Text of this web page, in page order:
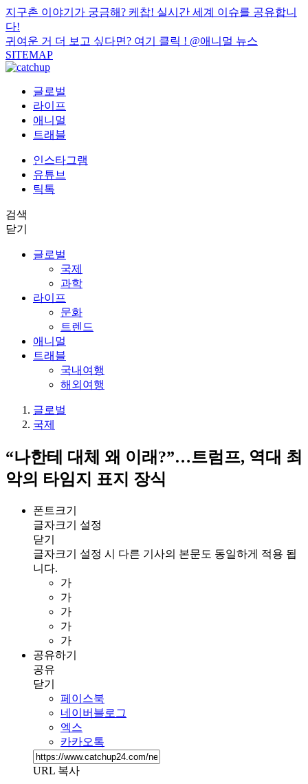
지구촌 이야기가 궁금해? 케찹! 실시간 세계 이슈를 공유합니
다!
귀여운 거 더 보고 싶다면? 여기 클릭 ! @애니멀 뉴스
SITEMAP
글로벌
라이프
애니멀
트래블
인스타그램
유튜브
틱톡
검색
닫기
글로벌
국제
과학
라이프
문화
트렌드
애니멀
트래블
국내여행
해외여행
글로벌
국제
“나한테 대체 왜 이래?”…트럼프, 역대 최
악의 타임지 표지 장식
폰트크기
글자크기 설정
닫기
글자크기 설정 시 다른 기사의 본문도 동일하게 적용 됩
니다.
가
가
가
가
가
공유하기
공유
닫기
페이스북
네이버블로그
엑스
카카오톡
URL 복사